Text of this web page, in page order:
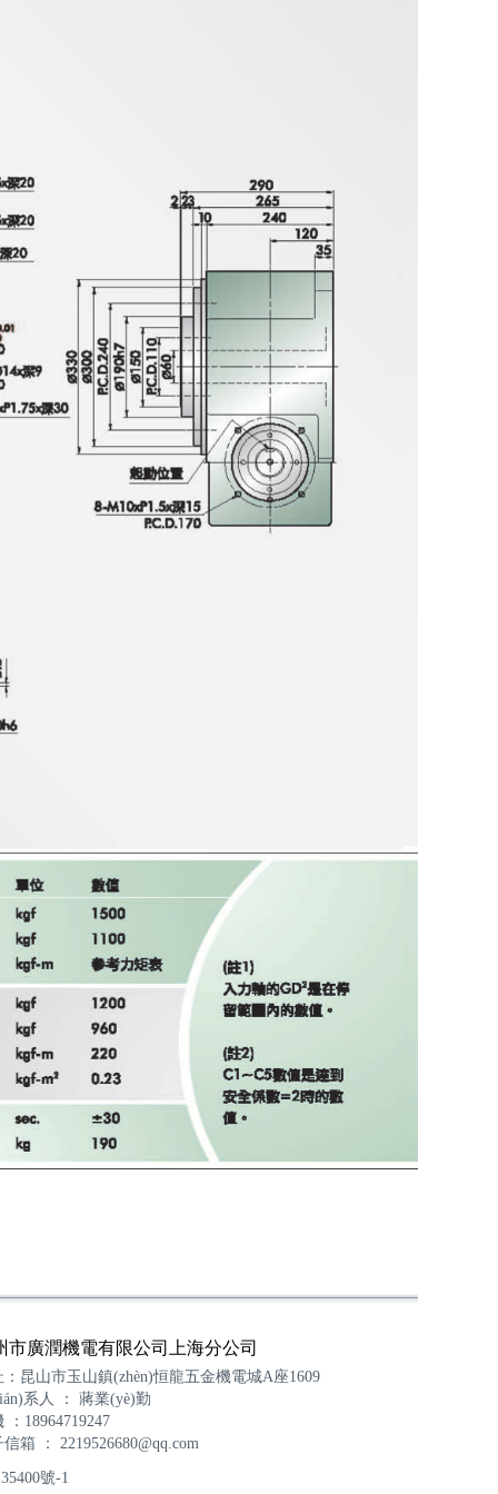
市廣潤機電有限公司上海分公司
：昆山市玉山鎮(zhèn)恒龍五金機電城A座1609
系人 ： 蔣業(yè)勤
：18964719247
信箱 ： 2219526680@qq.com
號-1